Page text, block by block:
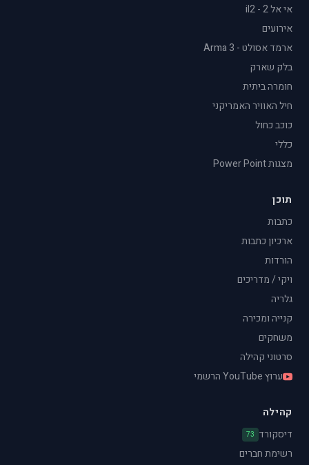
אי אל 2 - il2
אירועים
ארמד אסולט - Arma 3
בלק שארק
חומרה ביתית
חיל האוויר האמריקני
כוכב כחול
כללי
מצגות Power Point
תוכן
כתבות
ארכיון כתבות
הורדות
ויקי / מדריכים
גלריה
קנייה ומכירה
משחקים
סרטוני קהילה
ערוץ YouTube הרשמי
קהילה
דיסקורד 73
רשימת חברים